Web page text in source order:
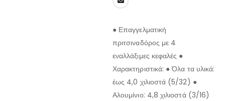
● Επαγγελματική
πριτσιναδόρος με 4
εναλλάξιμες κεφαλές ●
Χαρακτηριστικά: ● Όλα τα υλικά:
έως 4,0 χιλιοστά (5/32) ●
Αλουμίνιο: 4,8 χιλιοστά (3/16)